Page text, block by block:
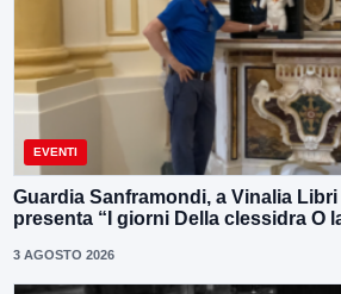
EVENTI
Guardia Sanframondi, a Vinalia
presenta “I giorni Della clessidra O
3 AGOSTO 2026